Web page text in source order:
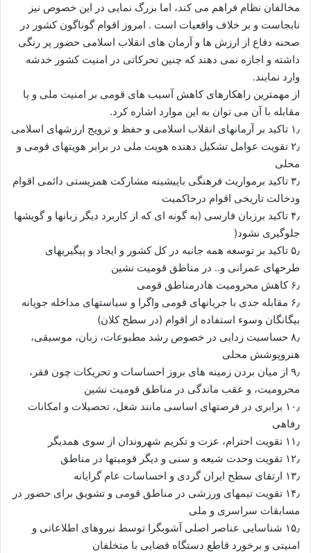
مخالفان نظام فراهم می کند، اما بزرگ نمایی در این خصوص نیز
نابجاست و بر خلاف واقعیات است . امروز اقوام گوناگون کشور در
صحنه دفاع از ارزش ها و آرمان های انقلاب اسلامی حضور پر رنگی
داشته و اجازه نمی دهند که چنین تحرکاتی در امنیت کشور خدشه
وارد نمایند.
از مهمترین راهکارهای کاهش آسیب های قومی بر امنیت ملی و یا
مقابله با آن می توان به این موارد اشاره کرد.
۱٫ تاکید بر آرمانهای انقلاب اسلامی و حفظ و ترویج ارزشهای اسلامی
۲٫ تقویت عوامل تشکیل دهنده هویت ملی در برابر هویتهای قومی و
محلی
۳٫ تاکید برمواریث فرهنگی باپیشینه مشارکت همزیستی دائمی اقوام
ودخالت تاریخی اقوام درحاکمیت
۴٫ تاکید برزبان فارسی (به گونه ای که از کاربرد دیگر زبانها و گویشها
جلوگیری نشود(
۵٫ تاکید بر توسعه همه جانبه در کل کشور و ایجاد و پیگیریهای
طرحهای عمرانی و.. در مناطق قومیت نشین
۶٫ کاهش محرومیت هادرمناطق قومی
۶٫ مقابله جدی با جریانهای قومی واگرا و سیاستهای مداخله جویانه
بیگانگان وسوء استفاده از اقوام (در سطح کلان)
۸٫ حساسیت زدایی در خصوص رشد مطبوعات، زبان، موسیقی،
هنروپوشش محلی
۹٫ از میان بردن زمینه های بروز احساسات و تحریکات چون فقر،
محرومیت، و عقب ماندگی در مناطق قومیت نشین
۱۰٫ برابری در فرصتهای اساسی مانند شغل، تحصیلات و امکانات
رفاهی
۱۱٫ تقویت احترام، عزت و تکریم شهروندان از سوی همدیگر
۱۲٫ تقویت وحدت شیعه و سنی و دیگر قومیتها در مناطق
۱۳٫ ارتقای سطح ایران گردی و احساسات عام گرایانه
۱۴٫ تقویت تیمهای ورزشی در مناطق قومی و تشویق برای حضور در
مسابقات سراسری و ملی
۱۵٫ شناسایی عناصر اصلی آشوبگرا توسط نیروهای اطلاعاتی و
امنیتی و برخورد قاطع دستگاه قضایی با متخلفان